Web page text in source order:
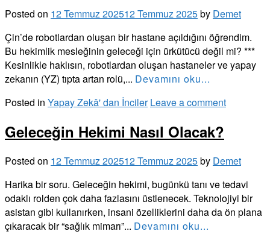
Posted on 12 Temmuz 202512 Temmuz 2025by Demet
Çin’de robotlardan oluşan bir hastane açıldığını öğrendim.
Bu hekimlik mesleğinin geleceği için ürkütücü değil mi? ***
Kesinlikle haklısın, robotlardan oluşan hastaneler ve yapay
zekanın (YZ) tıpta artan rolü,... Devamını oku...
Posted in Yapay Zekâ' dan İnciler Leave a comment
Geleceğin Hekimi Nasıl Olacak?
Posted on 12 Temmuz 202512 Temmuz 2025by Demet
Harika bir soru. Geleceğin hekimi, bugünkü tanı ve tedavi
odaklı rolden çok daha fazlasını üstlenecek. Teknolojiyi bir
asistan gibi kullanırken, insani özelliklerini daha da ön plana
çıkaracak bir “sağlık mimarı”... Devamını oku...